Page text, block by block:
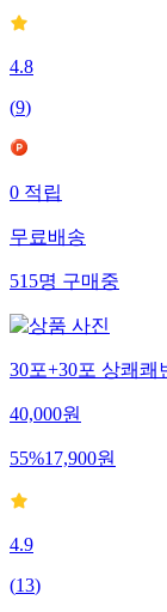
4.8
(9)
0적립
무료배송
515명구매중
30포+30포 상쾌
40,000원
55%17,900원
4.9
(13)